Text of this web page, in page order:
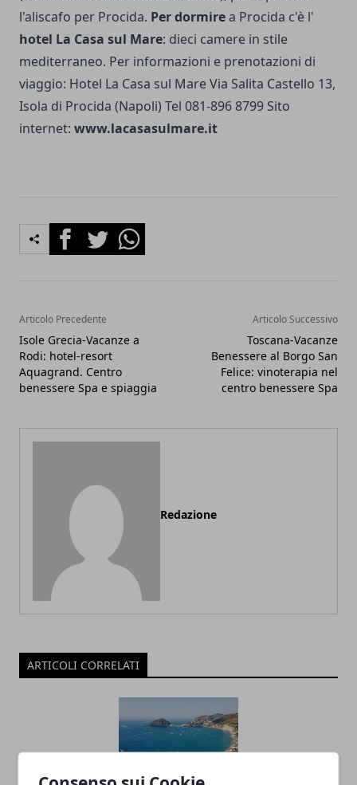
l'aliscafo per Procida. Per dormirea Procida c'è l'
hotel La Casa sul Mare: dieci camere in stile
mediterraneo. Per informazioni e prenotazioni di
viaggio: Hotel La Casa sul Mare Via Salita Castello 13,
Isola di Procida (Napoli) Tel 081-896 8799 Sito
internet: www.lacasasulmare.it
FacebookTwitterWhatsapp
Articolo Precedente
Isole Grecia-Vacanze a
Rodi: hotel-resort
Aquagrand. Centro
benessere Spa e spiaggia
Articolo Successivo
Toscana-Vacanze
Benessere al Borgo San
Felice: vinoterapia nel
centro benessere Spa
Redazione
ARTICOLI CORRELATI